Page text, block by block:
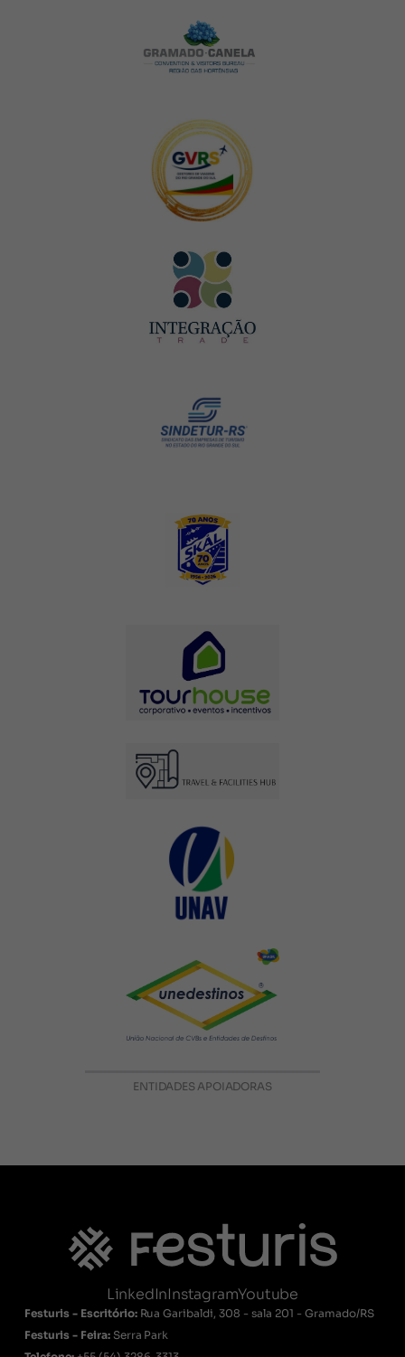
ENTIDADES APOIADORAS
LinkedInInstagramYoutube
Festuris - Escritório: Rua Garibaldi, 308 - sala 201 - Gramado/RS
Festuris - Feira: Serra Park